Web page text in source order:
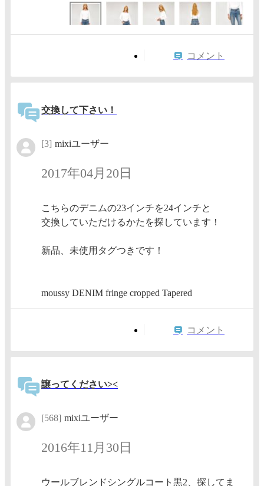
コメント
交換して下さい！
[3] mixiユーザー
2017年04月20日
こちらのデニムの23インチを24インチと
交換していただけるかたを探しています！
新品、未使用タグつきです！
moussy DENIM fringe cropped Tapered
コメント
譲ってください><
[568] mixiユーザー
2016年11月30日
ウールブレンドシングルコート黒2、探してま